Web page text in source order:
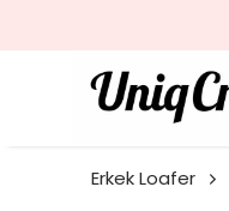
Erkek Loafer